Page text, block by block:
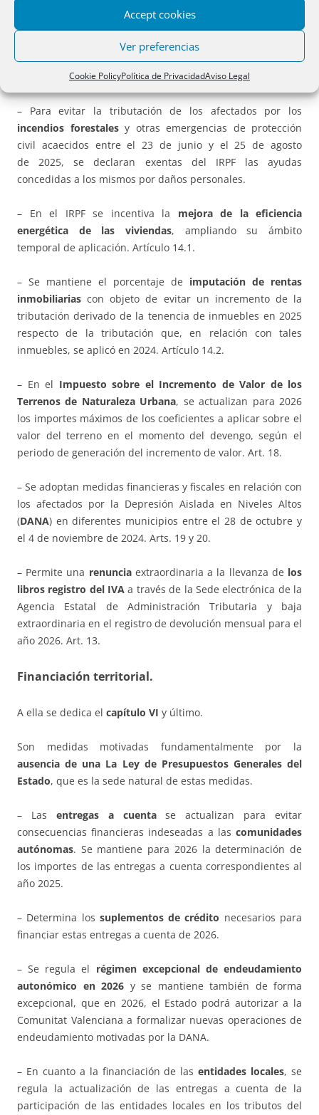
Accept cookies
Ver preferencias
Cookie PolicyPolítica de PrivacidadAviso Legal
incentivos fiscales a los vehículos
las infraestructuras de recarga y las inversiones
que utilicen energías renovables en IRPF y Sociedades.
Artículo 14.3 y 17.2
– Para evitar la tributación de los afectados por los
incendios forestalesy otras emergencias de protección
civil acaecidos entre el 23 de junio y el 25 de agosto
de 2025, se declaran exentas del IRPF las ayudas
concedidas a los mismos por daños personales.
– En el IRPF se incentiva la mejora de la eficiencia
energética de las viviendas, ampliando su ámbito
temporal de aplicación. Artículo 14.1.
– Se mantiene el porcentaje de imputación de rentas
inmobiliarias con objeto de evitar un incremento de la
tributación derivado de la tenencia de inmuebles en 2025
respecto de la tributación que, en relación con tales
inmuebles, se aplicó en 2024. Artículo 14.2.
– En el Impuesto sobre el Incremento de Valor de los
Terrenos de Naturaleza Urbana, se actualizan para 2026
los importes máximos de los coeficientes a aplicar sobre el
valor del terreno en el momento del devengo, según el
periodo de generación del incremento de valor. Art. 18.
– Se adoptan medidas financieras y fiscales en relación con
los afectados por la Depresión Aislada en Niveles Altos
(DANA) en diferentes municipios entre el 28 de octubre y
el 4 de noviembre de 2024. Arts. 19 y 20.
– Permite una renunciaextraordinaria a la llevanza de los
libros registro del IVA a través de la Sede electrónica de la
Agencia Estatal de Administración Tributaria y baja
extraordinaria en el registro de devolución mensual para el
año 2026. Art. 13.
Financiación territorial.
A ella se dedica el capítulo VI y último.
Son medidas motivadas fundamentalmente por la
ausencia de una La Ley de Presupuestos Generales del
Estado, que es la sede natural de estas medidas.
– Las entregas a cuentase actualizan para evitar
consecuencias financieras indeseadas a las comunidades
autónomas. Se mantiene para 2026 la determinación de
los importes de las entregas a cuenta correspondientes al
año 2025.
– Determina los suplementos de crédito necesarios para
financiar estas entregas a cuenta de 2026.
– Se regula el régimen excepcional de endeudamiento
autonómico en 2026 y se mantiene también de forma
excepcional, que en 2026, el Estado podrá autorizar a la
Comunitat Valenciana a formalizar nuevas operaciones de
endeudamiento motivadas por la DANA.
– En cuanto a la financiación de las entidades locales, se
regula la actualización de las entregas a cuenta de la
participación de las entidades locales en los tributos del